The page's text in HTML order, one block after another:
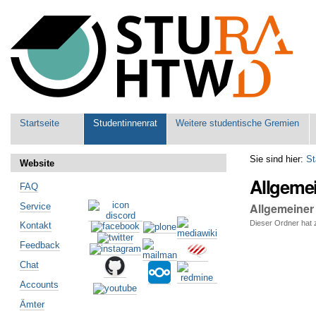
Werkzeuge
Sektionen
Startseite Studentinnenrat Weitere studentische Gremien
Sie sind hier:
Dieser Ordner hat
Website
FAQ
Service
Kontakt
Feedback
Chat
Accounts
Ämter